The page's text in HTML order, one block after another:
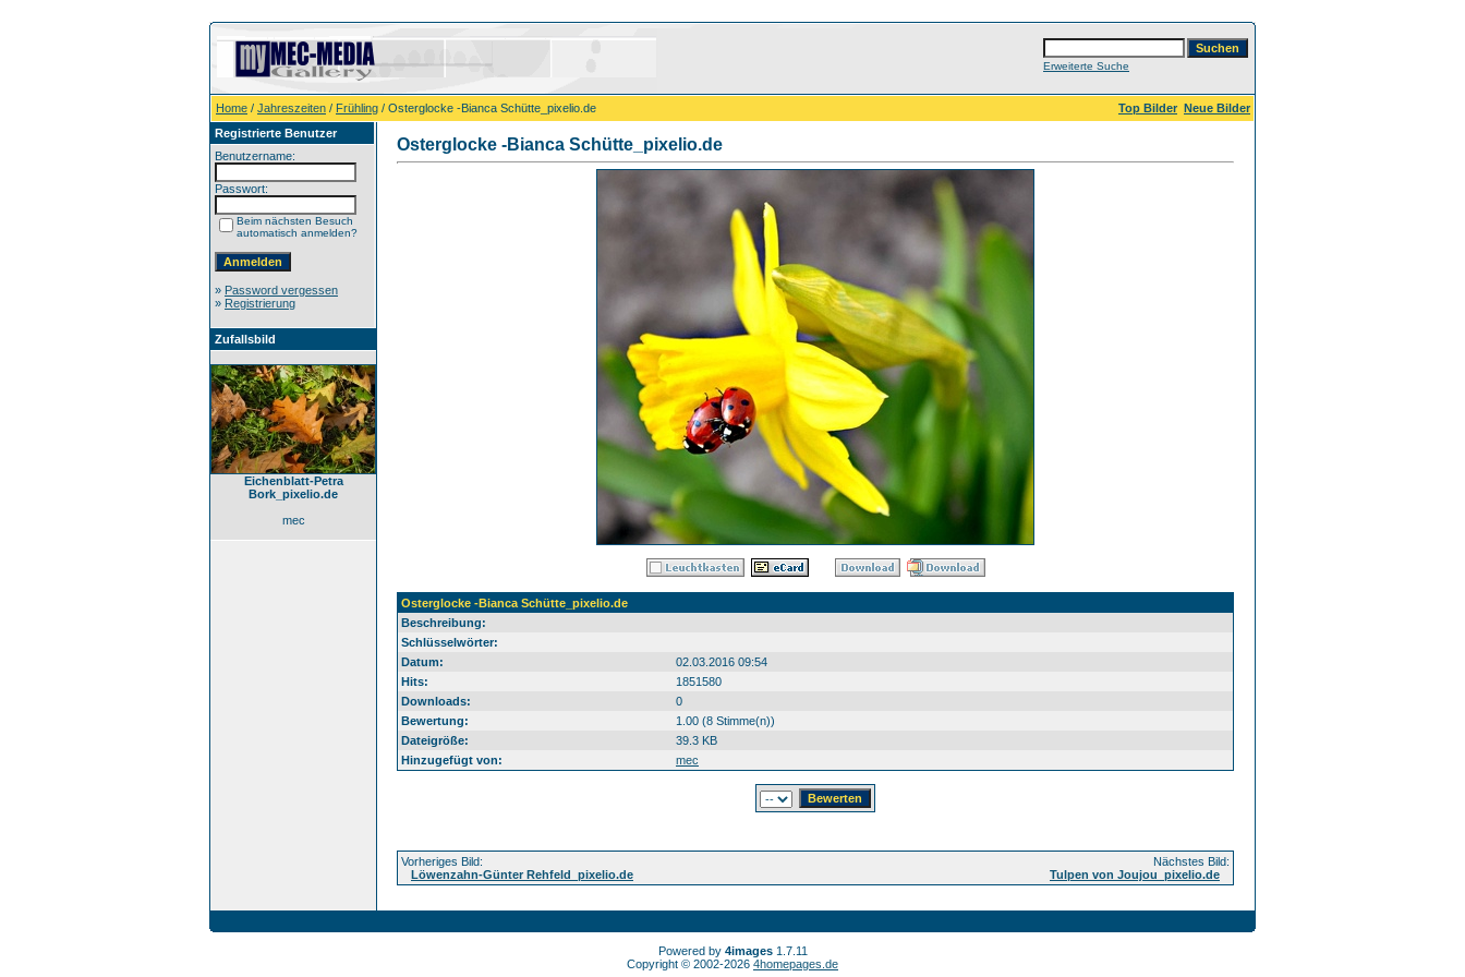
Erweiterte Suche
Home / Jahreszeiten / Frühling / Osterglocke -Bianca Schütte_pixelio.de Top Bilder Neue Bilder
Registrierte Benutzer
Benutzername:
Passwort:
Beim nächsten Besuch
automatisch anmelden?
» Password vergessen
» Registrierung
Zufallsbild
Eichenblatt-Petra
Bork_pixelio.de
mec
Osterglocke -Bianca Schütte_pixelio.de
Osterglocke -Bianca Schütte_pixelio.de
Beschreibung:
Schlüsselwörter:
Datum:
02.03.2016 09:54
Hits:
1851580
Downloads:
0
Bewertung:
1.00 (8 Stimme(n))
Dateigröße:
39.3 KB
Hinzugefügt von:
mec
Vorheriges Bild:
Löwenzahn-Günter Rehfeld_pixelio.de
Nächstes Bild:
Tulpen von Joujou_pixelio.de
Powered by 4images1.7.11
Copyright © 2002-2026 4homepages.de